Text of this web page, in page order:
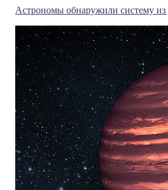
Астрономы обнаружили систему из